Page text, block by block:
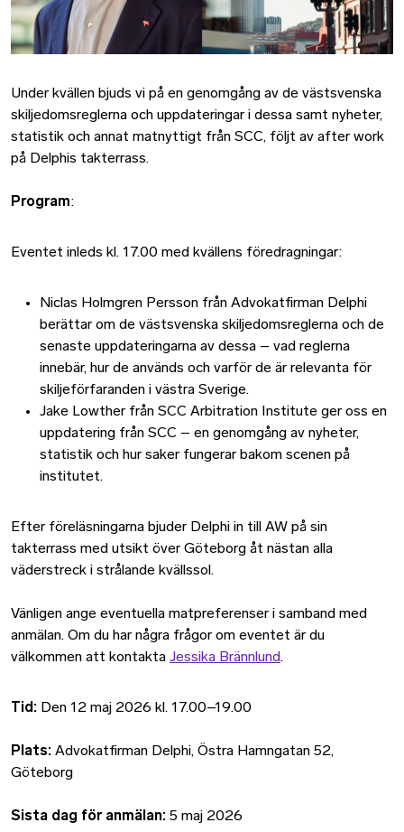
Under kvällen bjuds vi på en genomgång av de västsvenska
skiljedomsreglerna och uppdateringar i dessa samt nyheter,
statistik och annat matnyttigt från SCC, följt av after work
på Delphis takterrass.
Program:
Eventet inleds kl. 17.00 med kvällens föredragningar:
Niclas Holmgren Persson från Advokatfirman Delphi
berättar om de västsvenska skiljedomsreglerna och de
senaste uppdateringarna av dessa – vad reglerna
innebär, hur de används och varför de är relevanta för
skiljeförfaranden i västra Sverige.
Jake Lowther från SCC Arbitration Institute ger oss en
uppdatering från SCC – en genomgång av nyheter,
statistik och hur saker fungerar bakom scenen på
institutet.
Efter föreläsningarna bjuder Delphi in till AW på sin
takterrass med utsikt över Göteborg åt nästan alla
väderstreck i strålande kvällssol.
Vänligen ange eventuella matpreferenser i samband med
anmälan. Om du har några frågor om eventet är du
välkommen att kontakta Jessika Brännlund.
Tid: Den 12 maj 2026 kl. 17.00–19.00
Plats: Advokatfirman Delphi, Östra Hamngatan 52,
Göteborg
Sista dag för anmälan: 5 maj 2026